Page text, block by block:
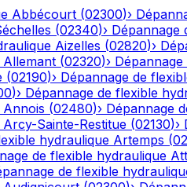
Abbécourt (02300)›
(02340)› Dépannage
Aizelles (02820)›
Allemant (02320)›
(02190)› Dépannage de
)› Dépannage de flexible
Annois (02480)› Dépannage
Arcy-Sainte-Restitue (02130)›
hydraulique Artemps (
de flexible hydraulique
de flexible